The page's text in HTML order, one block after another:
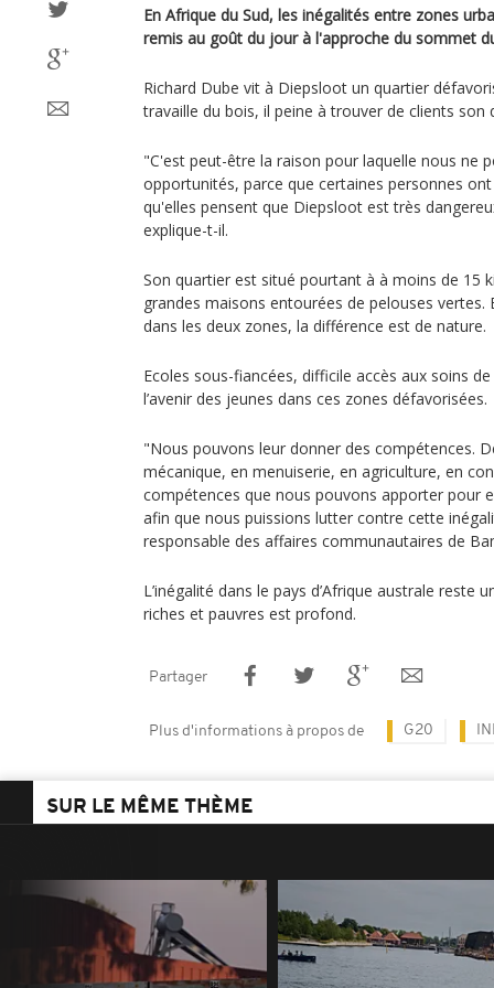
En Afrique du Sud, les inégalités entre zones
remis au goût du jour à l'approche du sommet
Richard Dube vit à Diepsloot un quartier
travaille du bois, il peine à trouver de clients son
"C'est peut-être la raison pour laquelle nous ne
opportunités, parce que certaines personnes
qu'elles pensent que Diepsloot est très
explique-t-il.
Son quartier est situé pourtant à à moins de 15
grandes maisons entourées de pelouses vertes.
dans les deux zones, la différence est de nature.
Ecoles sous-fiancées, difficile accès aux soins
l’avenir des jeunes dans ces zones défavorisées.
"Nous pouvons leur donner des compétences.
mécanique, en menuiserie, en agriculture, en
compétences que nous pouvons apporter pour
afin que nous puissions lutter contre cette
responsable des affaires communautaires de
L’inégalité dans le pays d’Afrique australe reste
riches et pauvres est profond.
Partager
Plus d'informations à propos de G20
SUR LE MÊME THÈME